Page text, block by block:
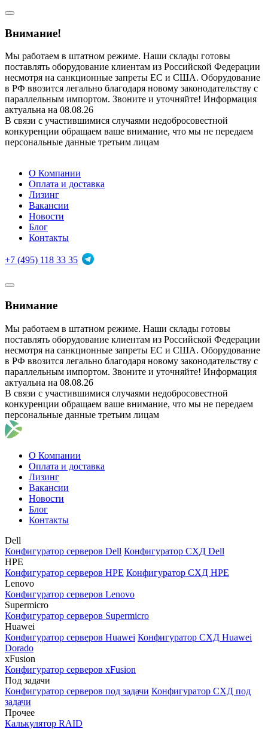
Внимание!
Мы работаем в штатном режиме. Наши склады готовы
поставлять оборудование клиентам из Российской Федерации
несмотря на санкционные запреты ЕС и США. Оборудование
в РФ ввозится легально благодаря новому законодательству с
параллельным импортом. Звоните и уточняйте! Информация
актуальна на 08.08.26
В связи с участившимися случаями недобросовестной
конкуренции обращаем ваше внимание, что мы не передаем
персональные данные третьим лицам
О Компании
Оплата и доставка
Лизинг
Вакансии
Новости
Блог
Контакты
+7 (495) 118 33 35
Внимание
Мы работаем в штатном режиме. Наши склады готовы
поставлять оборудование клиентам из Российской Федерации
несмотря на санкционные запреты ЕС и США. Оборудование
в РФ ввозится легально благодаря новому законодательству с
параллельным импортом. Звоните и уточняйте! Информация
актуальна на 08.08.26
В связи с участившимися случаями недобросовестной
конкуренции обращаем ваше внимание, что мы не передаем
персональные данные третьим лицам
О Компании
Оплата и доставка
Лизинг
Вакансии
Новости
Блог
Контакты
Dell
Конфигуратор серверов Dell Конфигуратор СХД Dell
HPE
Конфигуратор серверов HPE Конфигуратор СХД HPE
Lenovo
Конфигуратор серверов Lenovo
Supermicro
Конфигуратор серверов Supermicro
Huawei
Конфигуратор серверов Huawei Конфигуратор СХД Huawei
Dorado
xFusion
Конфигуратор серверов xFusion
Под задачи
Конфигуратор серверов под задачи Конфигуратор СХД под
задачи
Прочее
Калькулятор RAID